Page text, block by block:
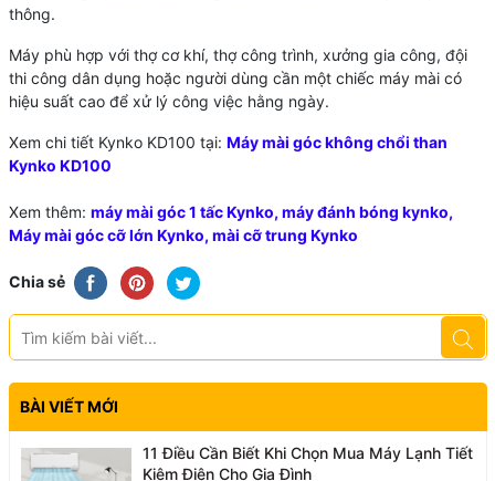
thông.
Máy phù hợp với thợ cơ khí, thợ công trình, xưởng gia công, đội
thi công dân dụng hoặc người dùng cần một chiếc máy mài có
hiệu suất cao để xử lý công việc hằng ngày.
Xem chi tiết Kynko KD100 tại: Máy mài góc không chổi than
Kynko KD100
Xem thêm: máy mài góc 1 tấc Kynko, máy đánh bóng kynko,
Máy mài góc cỡ lớn Kynko, mài cỡ trung Kynko
Chia sẻ
BÀI VIẾT MỚI
11 Điều Cần Biết Khi Chọn Mua Máy Lạnh Tiết
Kiệm Điện Cho Gia Đình